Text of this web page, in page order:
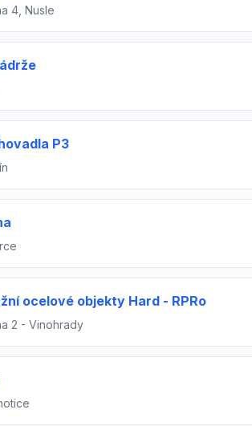
4, Nusle
P3
ocelové objekty Hard - RPRo
2 - Vinohrady